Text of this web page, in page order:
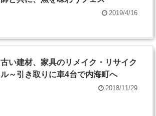
2019/4/16
古い建材、家具のリメイク・リサイク
ル～引き取りに車4台で内海町へ
2018/11/29